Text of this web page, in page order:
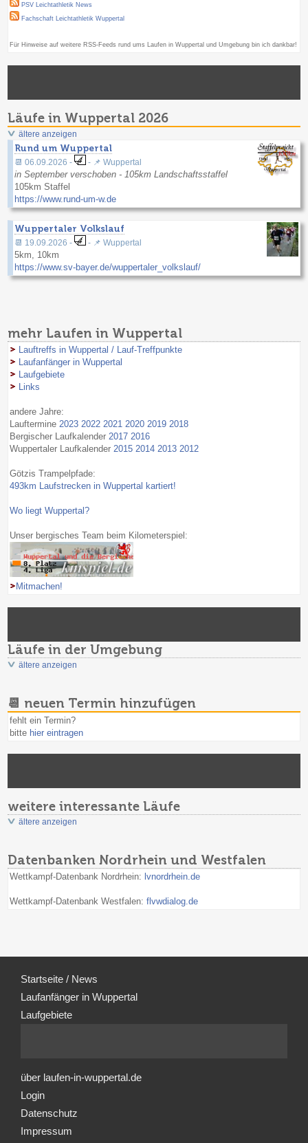
PSV Leichtathletik News
Fachschaft Leichtathletik Wuppertal
Für Hinweise auf weitere RSS-Feeds rund ums Laufen in Wuppertal und Umgebung bin ich dankbar!
Läufe in Wuppertal 2026
ältere anzeigen
Rund um Wuppertal
📆 06.09.2026 - - 📌 Wuppertal
in September verschoben - 105km Landschaftsstaffel
105km Staffel
https://www.rund-um-w.de
Wuppertaler Volkslauf
📆 19.09.2026 - - 📌 Wuppertal
5km, 10km
https://www.sv-bayer.de/wuppertaler_volkslauf/
mehr Laufen in Wuppertal
Lauftreffs in Wuppertal / Lauf-Treffpunkte
Laufanfänger in Wuppertal
Laufgebiete
Links
andere Jahre:
Lauftermine 2023 2022 2021 2020 2019 2018
Bergischer Laufkalender 2017 2016
Wuppertaler Laufkalender 2015 2014 2013 2012
Götzis Trampelpfade:
493km Laufstrecken in Wuppertal kartiert!
Wo liegt Wuppertal?
Unser bergisches Team beim Kilometerspiel:
Mitmachen!
Läufe in der Umgebung
ältere anzeigen
📆 neuen Termin hinzufügen
fehlt ein Termin?
bitte hier eintragen
weitere interessante Läufe
ältere anzeigen
Datenbanken Nordrhein und Westfalen
Wettkampf-Datenbank Nordrhein: lvnordrhein.de
Wettkampf-Datenbank Westfalen:flvwdialog.de
Startseite / News
Laufanfänger in Wuppertal
Laufgebiete
über laufen-in-wuppertal.de
Login
Datenschutz
Impressum